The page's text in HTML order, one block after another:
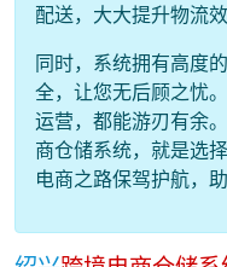
配送，大大提升物流效
同时，系统拥有高度
全，让您无后顾之忧
运营，都能游刃有余
商仓储系统，就是选
电商之路保驾护航，